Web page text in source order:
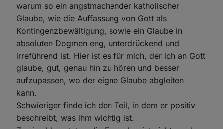
warum so ein angstmachender katholischer
Glaube, wie die Auffassung von Gott als
Kontingenzbewältigung, sowie ein Glaube in
absoluten Dogmen eng, unterdrückend und
irreführend ist. Hier ist es für mich, der ich an Gott
glaube, gut, genau hin zu hören und besser
aufzupassen, wo der eigne Glaube abgleiten
kann.
Schwieriger finde ich den Teil, in dem er positiv
beschreibt, was ihm wichtig ist.